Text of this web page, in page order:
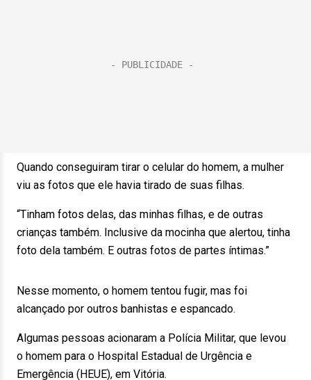
Quando conseguiram tirar o celular do homem, a mulher
viu as fotos que ele havia tirado de suas filhas.
“Tinham fotos delas, das minhas filhas, e de outras
crianças também. Inclusive da mocinha que alertou, tinha
foto dela também. E outras fotos de partes íntimas.”
Nesse momento, o homem tentou fugir, mas foi
alcançado por outros banhistas e espancado.
Algumas pessoas acionaram a Polícia Militar, que levou
o homem para o Hospital Estadual de Urgência e
Emergência (HEUE), em Vitória.